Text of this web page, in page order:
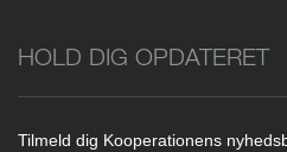
HOLD DIG OPDATERET
Tilmeld dig Kooperationens